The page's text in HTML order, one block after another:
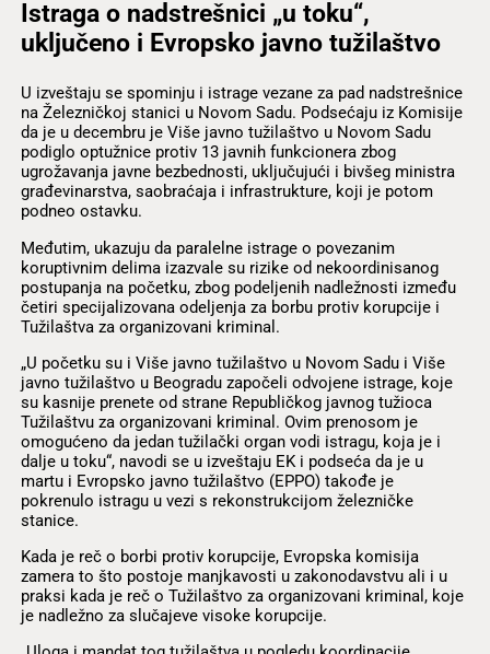
Istraga o nadstrešnici „u toku“,
uključeno i Evropsko javno tužilaštvo
U izveštaju se spominju i istrage vezane za pad nadstrešnice
na Železničkoj stanici u Novom Sadu. Podsećaju iz Komisije
da je u decembru je Više javno tužilaštvo u Novom Sadu
podiglo optužnice protiv 13 javnih funkcionera zbog
ugrožavanja javne bezbednosti, uključujući i bivšeg ministra
građevinarstva, saobraćaja i infrastrukture, koji je potom
podneo ostavku.
Međutim, ukazuju da paralelne istrage o povezanim
koruptivnim delima izazvale su rizike od nekoordinisanog
postupanja na početku, zbog podeljenih nadležnosti između
četiri specijalizovana odeljenja za borbu protiv korupcije i
Tužilaštva za organizovani kriminal.
„U početku su i Više javno tužilaštvo u Novom Sadu i Više
javno tužilaštvo u Beogradu započeli odvojene istrage, koje
su kasnije prenete od strane Republičkog javnog tužioca
Tužilaštvu za organizovani kriminal. Ovim prenosom je
omogućeno da jedan tužilački organ vodi istragu, koja je i
dalje u toku“, navodi se u izveštaju EK i podseća da je u
martu i Evropsko javno tužilaštvo (EPPO) takođe je
pokrenulo istragu u vezi s rekonstrukcijom železničke
stanice.
Kada je reč o borbi protiv korupcije, Evropska komisija
zamera to što postoje manjkavosti u zakonodavstvu ali i u
praksi kada je reč o Tužilaštvo za organizovani kriminal, koje
je nadležno za slučajeve visoke korupcije.